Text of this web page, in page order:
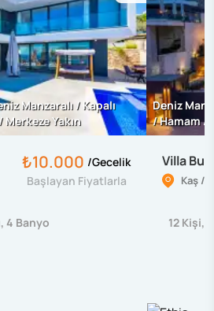
Manzaralı / Kapalı
Merkeze Yakın
₺10.000 /Gecelik
Başlayan Fiyatlarla
, 4 Banyo
Deniz
/ Hamam /
Villa
Kaş /
12 Kişi,